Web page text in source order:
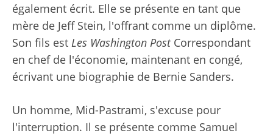
également écrit. Elle se présente en tant que
mère de Jeff Stein, l'offrant comme un diplôme.
Son fils est Les Washington PostCorrespondant
en chef de l'économie, maintenant en congé,
écrivant une biographie de Bernie Sanders.
Un homme, Mid-Pastrami, s'excuse pour
l'interruption. Il se présente comme Samuel